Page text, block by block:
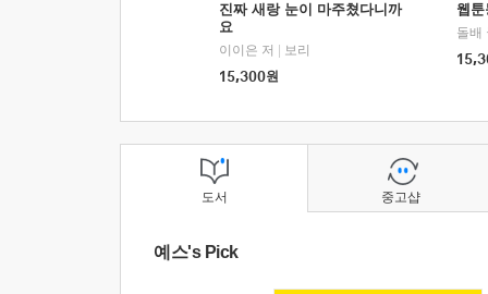
진짜 새랑 눈이 마주쳤다니까
요
이이은 저
보리
15,300원
웹
돌배
도서
예스's Pick
중고샵